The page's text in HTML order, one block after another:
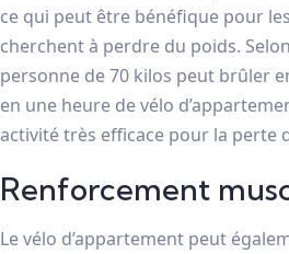
ce qui peut être bénéfique pour
cherchent à perdre du poids.
personne de 70 kilos peut brûler
en une heure de vélo
activité très efficace pour la perte
Renforcement
Le vélo d’appartement peut